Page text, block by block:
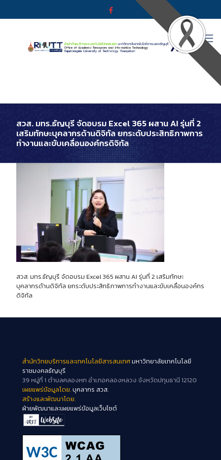
สวส. มทร.ธัญบุรี จัดอบรม Excel 365 ผสาน AI รุ่นที่ 2
เสริมทักษะบุคลากรด้านดิจิทัล ยกระดับประสิทธิภาพการ
ทำงานและขับเคลื่อนองค์กรดิจิทัล
สวส. มทร.ธัญบุรี จัดอบรม Excel 365 ผสาน AI รุ่นที่ 2 เสริมทักษะ
บุคลากรด้านดิจิทัล ยกระดับประสิทธิภาพการทำงานและขับเคลื่อนองค์กร
ดิจิทัล
สำนักวิทยบริการและเทคโนโลยีสารสนเทศมหาวิทยาลัยเทคโนโลยี
ราชมงคลธัญบุรี
39 หมู่ที่ 1 ตำบลคลองหก อำเภอคลองหลวง จังหวัดปทุมธานี 12120
เผยแพร่ข้อมูลโดย.บุคลากร สวส.
สร้างและพัฒนาโดย.
ฝ่ายพัฒนาและเผยแพร่ข้อมูลเว็บไซต์